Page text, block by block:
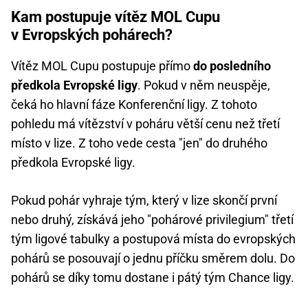
Kam postupuje vítěz MOL Cupu
v Evropských pohárech?
Vítěz MOL Cupu postupuje přímodo posledního
předkola Evropské ligy. Pokud v něm neuspěje,
čeká ho hlavní fáze Konferenční ligy. Z tohoto
pohledu má vítězství v poháru větší cenu než třetí
místo v lize. Z toho vede cesta "jen" do druhého
předkola Evropské ligy.
Pokud pohár vyhraje tým, který v lize skončí první
nebo druhý, získává jeho "pohárové privilegium" třetí
tým ligové tabulky a postupová místa do evropských
pohárů se posouvají o jednu příčku směrem dolu. Do
pohárů se díky tomu dostane i pátý tým Chance ligy.